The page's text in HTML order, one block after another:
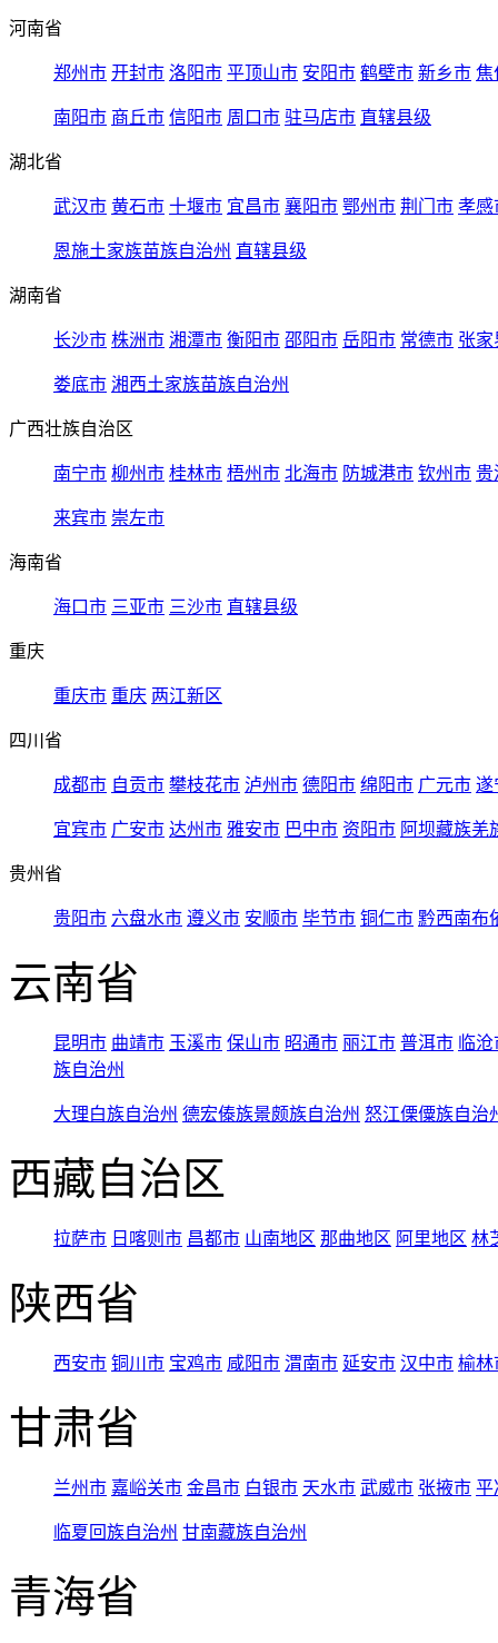
河南省
郑州市 开封市 洛阳市 平顶山市 安阳市 鹤壁市 新乡市 焦
南阳市 商丘市 信阳市 周口市 驻马店市 直辖县级
湖北省
武汉市 黄石市 十堰市 宜昌市 襄阳市 鄂州市 荆门市 孝感
恩施土家族苗族自治州 直辖县级
湖南省
长沙市 株洲市 湘潭市 衡阳市 邵阳市 岳阳市 常德市 张家
娄底市 湘西土家族苗族自治州
广西壮族自治区
南宁市 柳州市 桂林市 梧州市 北海市 防城港市 钦州市 贵
来宾市 崇左市
海南省
海口市 三亚市 三沙市 直辖县级
重庆
重庆市 重庆 两江新区
四川省
成都市 自贡市 攀枝花市 泸州市 德阳市 绵阳市 广元市 遂
宜宾市 广安市 达州市 雅安市 巴中市 资阳市 阿坝藏族羌
贵州省
贵阳市 六盘水市 遵义市 安顺市 毕节市 铜仁市 黔西南布
云南省
昆明市 曲靖市 玉溪市 保山市 昭通市 丽江市 普洱市 临
族自治州
大理白族自治州 德宏傣族景颇族自治州 怒江傈僳族自治
西藏自治区
拉萨市 日喀则市 昌都市 山南地区 那曲地区 阿里地区 林
陕西省
西安市 铜川市 宝鸡市 咸阳市 渭南市 延安市 汉中市 榆林
甘肃省
兰州市 嘉峪关市 金昌市 白银市 天水市 武威市 张掖市 平
临夏回族自治州 甘南藏族自治州
青海省